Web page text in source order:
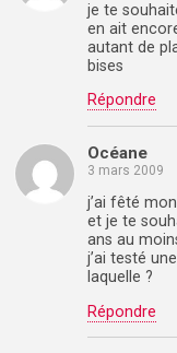
je te
en ait
autant de
bises
Répondre
Océane
3 mars 2009
j’ai fêté
et je te
ans au
j’ai testé
laquelle ?
Répondre